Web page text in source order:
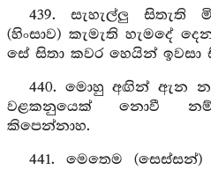
439. සැහැල්ලු සිතැති
(හිංසාව) කැමැති හැමදේ
සේ සිතා කවර හෙයින් ඉවසා
440. මොහු අඟින් ඇන
වළකනුයෙක් නොවී
කිපෙන්නාහ.
441. මෙතෙම